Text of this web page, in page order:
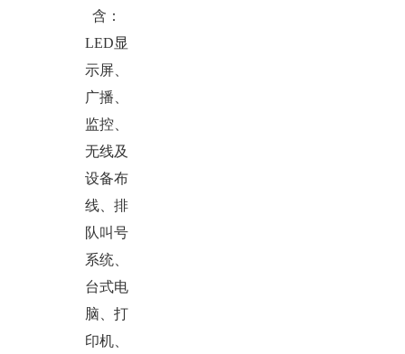
含：
LED显
示屏、
广播、
监控、
无线及
设备布
线、排
队叫号
系统、
台式电
脑、打
印机、